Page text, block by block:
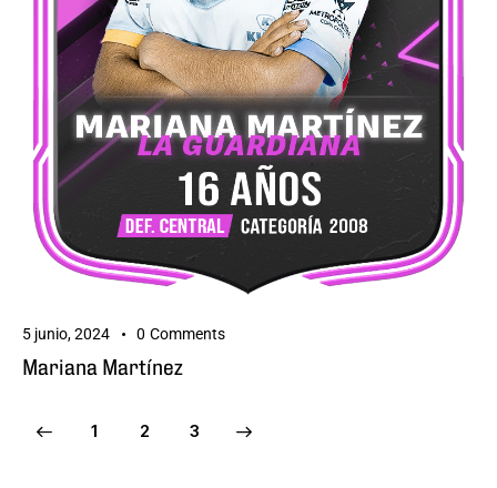
5 junio, 2024 0 Comments
Mariana Martínez
1 2 3